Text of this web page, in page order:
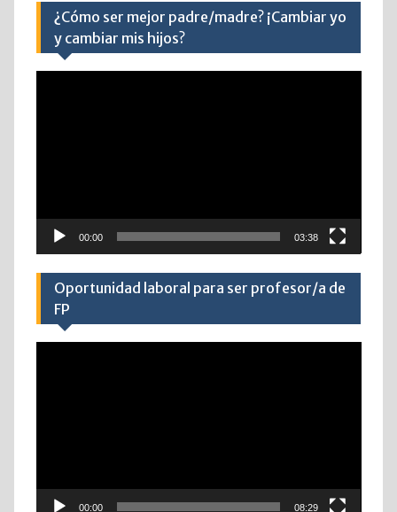
¿Cómo ser mejor padre/madre? ¡Cambiar yo
y cambiar mis hijos?
00:00 03:38
Oportunidad laboral para ser profesor/a de
FP
00:00 08:29